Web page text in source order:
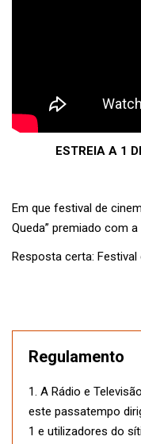
ESTREIA A 1
Em que festival de
Queda” premiado com
Resposta certa: Festival
Regulamento
1. A Rádio e
este passatempo
1 e utilizadores do